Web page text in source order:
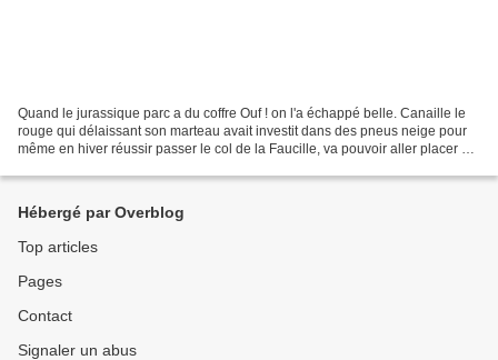
Quand le jurassique parc a du coffre Ouf ! on l'a échappé belle. Canaille le
rouge qui délaissant son marteau avait investit dans des pneus neige pour
même en hiver réussir passer le col de la Faucille, va pouvoir aller placer sa
Hébergé par Overblog
Top articles
Pages
Contact
Signaler un abus